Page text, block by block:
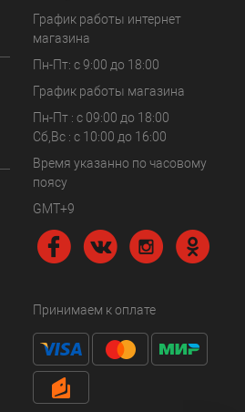
График работы интернет
магазина
Пн-Пт: с 9:00 до 18:00
График работы магазина
Пн-Пт : с 09:00 до 18:00
Сб,Вс : c 10:00 до 16:00
Время указанно по часовому
поясу
GMT+9
Принимаем к оплате